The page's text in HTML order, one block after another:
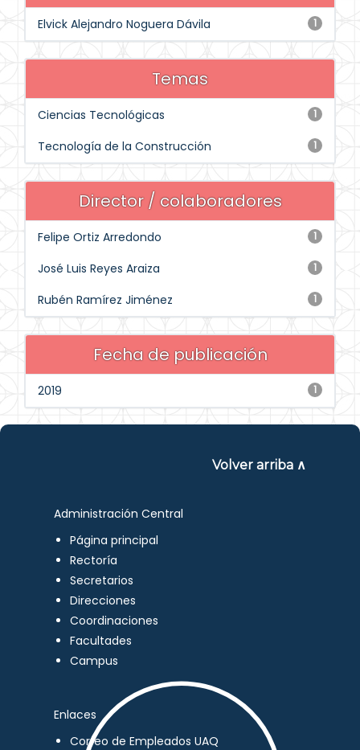
1
Elvick Alejandro Noguera Dávila
Temas
1
Ciencias Tecnológicas
1
Tecnología de la Construcción
Director / colaboradores
1
Felipe Ortiz Arredondo
1
José Luis Reyes Araiza
1
Rubén Ramírez Jiménez
Fecha de publicación
1
2019
Volver arriba ∧
Administración Central
Página principal
Rectoría
Secretarios
Direcciones
Coordinaciones
Facultades
Campus
Enlaces
Correo de Empleados UAQ